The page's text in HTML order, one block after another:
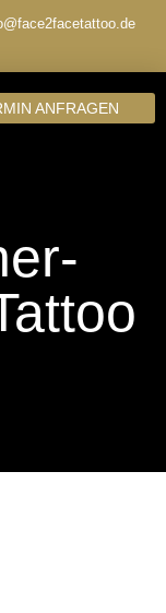
ANFRAGEN